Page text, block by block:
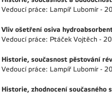
Vedoucí práce: Lampíř Lubomír -
Vliv ošetření osiva
Vedoucí práce: Ptáček Vojtěch -
Historie, současnost pěstování
Vedoucí práce: Lampíř Lubomír -
Historie, zhodnocení